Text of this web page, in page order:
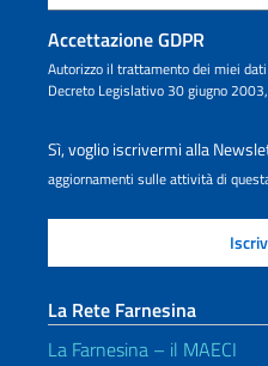
Accettazione GDPR
Autorizzo il trattamento dei miei
Decreto Legislativo 30 giugno
Sì, voglio iscrivermi alla
aggiornamenti sulle attività di
La Rete Farnesina
La Farnesina – il MAECI